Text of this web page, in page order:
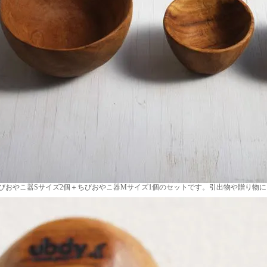
おやこ器Sサイズ2個＋ちびおやこ器Mサイズ1個のセットです。引出物や贈り物